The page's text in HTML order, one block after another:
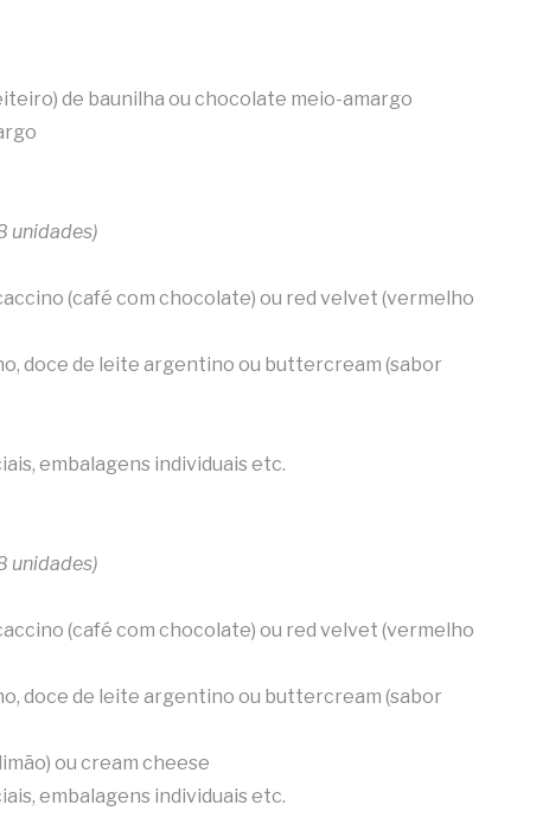
de baunilha ou chocolate meio-amargo
unidades)
(café com chocolate) ou red velvet (vermelho
doce de leite argentino ou buttercream (sabor
embalagens individuais etc.
unidades)
(café com chocolate) ou red velvet (vermelho
doce de leite argentino ou buttercream (sabor
ou cream cheese
embalagens individuais etc.